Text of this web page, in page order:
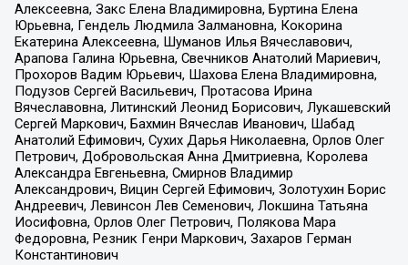
Алексеевна, Закс Елена Владимировна, Буртина Елена
Юрьевна, Гендель Людмила Залмановна, Кокорина
Екатерина Алексеевна, Шуманов Илья Вячеславович,
Арапова Галина Юрьевна, Свечников Анатолий Мариевич,
Прохоров Вадим Юрьевич, Шахова Елена Владимировна,
Подузов Сергей Васильевич, Протасова Ирина
Вячеславовна, Литинский Леонид Борисович, Лукашевский
Сергей Маркович, Бахмин Вячеслав Иванович, Шабад
Анатолий Ефимович, Сухих Дарья Николаевна, Орлов Олег
Петрович, Добровольская Анна Дмитриевна, Королева
Александра Евгеньевна, Смирнов Владимир
Александрович, Вицин Сергей Ефимович, Золотухин Борис
Андреевич, Левинсон Лев Семенович, Локшина Татьяна
Иосифовна, Орлов Олег Петрович, Полякова Мара
Федоровна, Резник Генри Маркович, Захаров Герман
Константинович